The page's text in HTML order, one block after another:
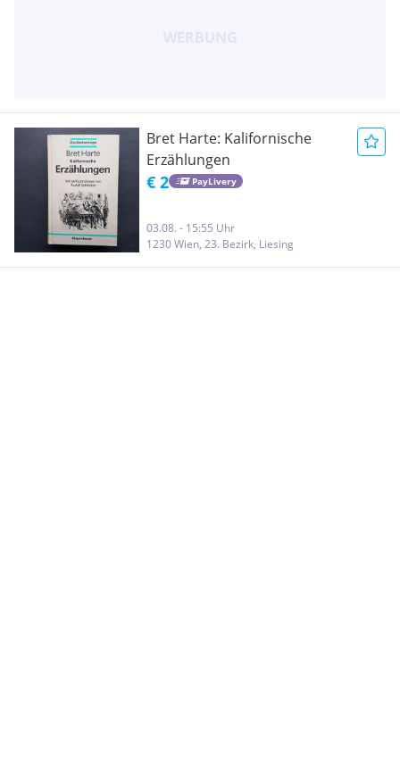
Bret Harte: Kalifornische
Erzählungen
€ 2 PayLivery
03.08. - 15:55 Uhr
1230 Wien, 23. Bezirk, Liesing